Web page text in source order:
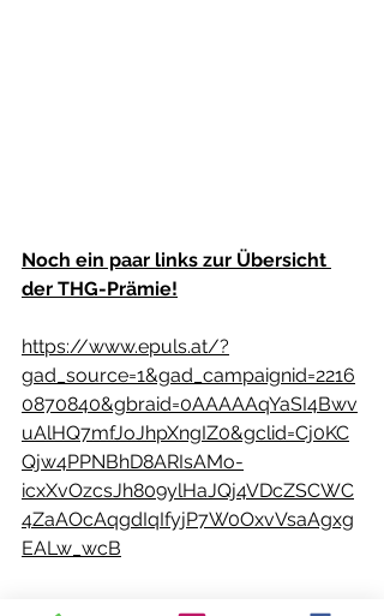
Noch ein paar links zur Übersicht
der THG-Prämie!
https://www.epuls.at/?
gad_source=1&gad_campaignid=2216
0870840&gbraid=0AAAAAqYaSI4Bwv
uAlHQ7mfJoJhpXngIZ0&gclid=Cj0KC
Qjw4PPNBhD8ARIsAMo-
icxXvOzcsJh809ylHaJQj4VDcZSCWC
4ZaAOcAqgdIqIfyjP7W0OxvVsaAgxg
EALw_wcB